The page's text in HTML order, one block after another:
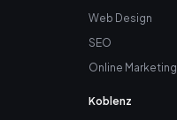
Web Design
SEO
Online Marketing
Koblenz